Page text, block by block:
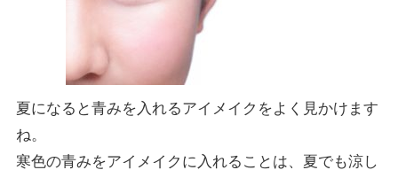
夏になると青みを入れるアイメイクをよく見かけます
ね。
寒色の青みをアイメイクに入れることは、夏でも涼し